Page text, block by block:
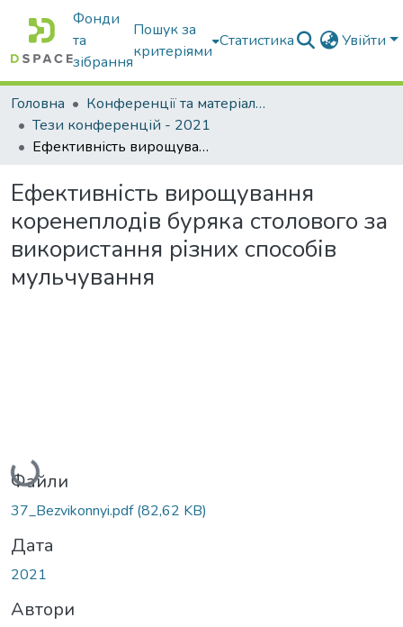
Фонди
та
зібрання
Пошук за
критеріями
Статистика Увійти
Головна
Конференції та матеріали конференцій
Тези конференцій - 2021
Ефективність вирощування коренеплодів буряка столового за використання різних способів мульчування
Ефективність вирощування
коренеплодів буряка столового за
використання різних способів
мульчування
Вантажиться...
Файли
37_Bezvikonnyi.pdf(82,62 KB)
Дата
2021
Автори